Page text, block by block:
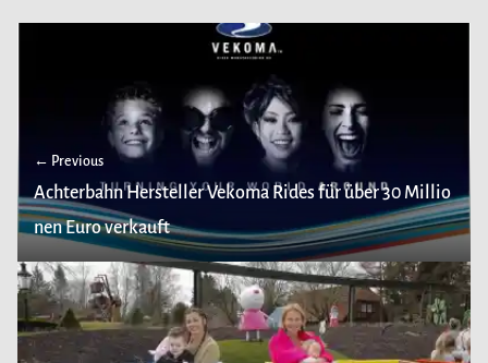
← Previous
Achterbahn Hersteller Vekoma Rides für über 30 Millio
nen Euro verkauft